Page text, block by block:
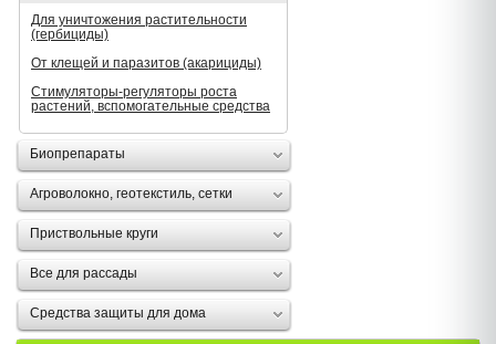
Для уничтожения растительности
(гербициды)
От клещей и паразитов (акарициды)
Стимуляторы-регуляторы роста
растений, вспомогательные средства
Биопрепараты
Агроволокно, геотекстиль, сетки
Приствольные круги
Все для рассады
Средства защиты для дома